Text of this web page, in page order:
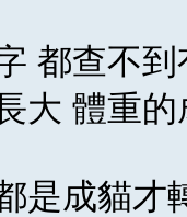
都查不
大 體重
是成貓才